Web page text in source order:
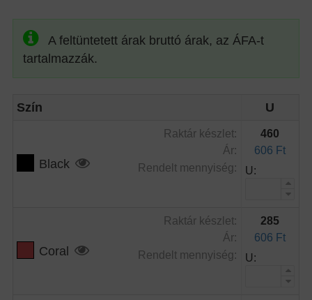
A feltüntetett árak bruttó árak, az ÁFA-t
tartalmazzák.
Szín U
Black
Raktár készlet:
Ár:
Rendelt mennyiség:
460
606 Ft
U:
Coral
Raktár készlet:
Ár:
Rendelt mennyiség:
285
606 Ft
U: